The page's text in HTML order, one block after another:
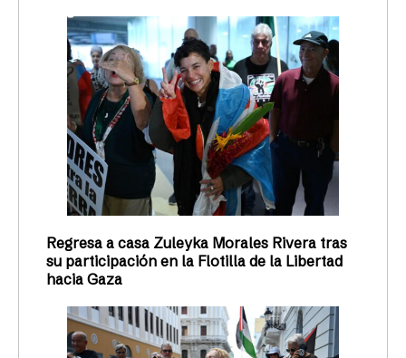
Regresa a casa Zuleyka Morales Rivera tras
su participación en la Flotilla de la Libertad
hacia Gaza